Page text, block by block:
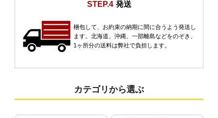
STEP.4 発送
梱包して、お約束の納期に間に合うよう発送し
ます。北海道、沖縄、一部離島などをのぞき、
1ヶ所分の送料は弊社で負担します。
カテゴリから選ぶ